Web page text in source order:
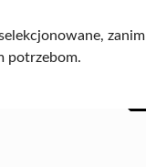
zanim
potrzebom.